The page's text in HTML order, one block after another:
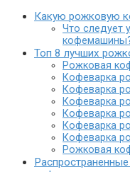
Какую рожковую
Что следует
Топ 8 лучших
Рожковая
Кофеварка
Кофеварка
Кофеварка
Кофеварка
Кофеварка
Кофеварка
Рожковая